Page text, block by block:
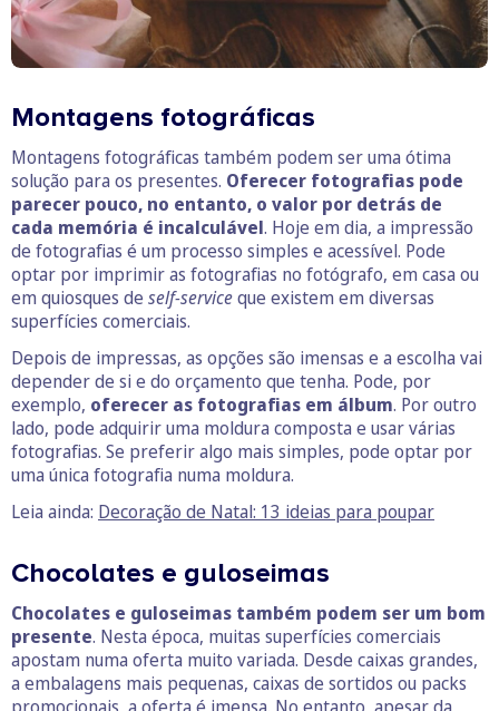
Montagens fotográficas
Montagens fotográficas também podem ser uma ótima
solução para os presentes. Oferecer fotografias pode
parecer pouco, no entanto, o valor por detrás de
cada memória é incalculável. Hoje em dia, a impressão
de fotografias é um processo simples e acessível. Pode
optar por imprimir as fotografias no fotógrafo, em casa ou
em quiosques de self-serviceque existem em diversas
superfícies comerciais.
Depois de impressas, as opções são imensas e a escolha vai
depender de si e do orçamento que tenha. Pode, por
exemplo, oferecer as fotografias em álbum. Por outro
lado, pode adquirir uma moldura composta e usar várias
fotografias. Se preferir algo mais simples, pode optar por
uma única fotografia numa moldura.
Leia ainda: Decoração de Natal: 13 ideias para poupar
Chocolates e guloseimas
Chocolates e guloseimas também podem ser um bom
presente. Nesta época, muitas superfícies comerciais
apostam numa oferta muito variada. Desde caixas grandes,
a embalagens mais pequenas, caixas de sortidos ou packs
promocionais, a oferta é imensa. No entanto, apesar da